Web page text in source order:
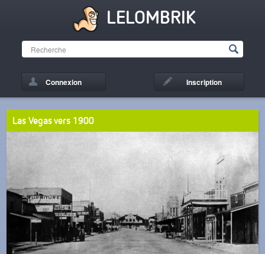
LELOMBRIK
Connexion Inscription
Las Vegas vers 1900